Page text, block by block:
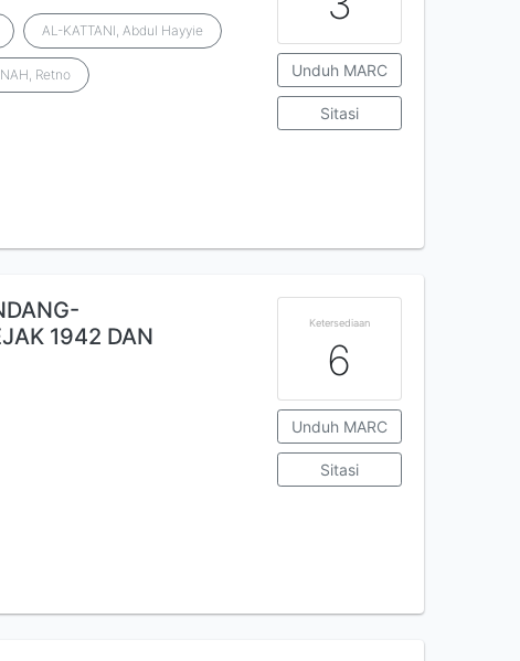
AL-KATTANI, Abdul Hayyie
Retno Unduh MARC
Sitasi
1942 DAN
Ketersediaan
6
Unduh MARC
Sitasi